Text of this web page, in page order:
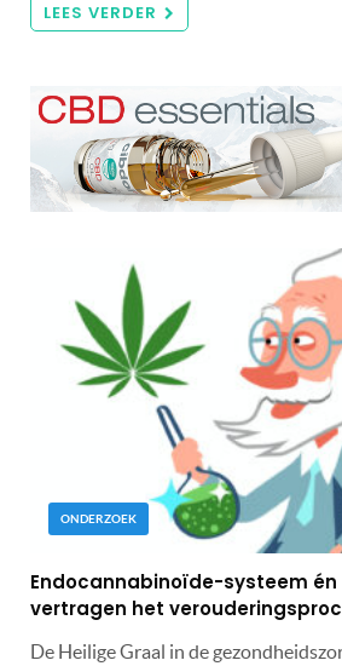
LEES VERDER
ONDERZOEK
Endocannabinoïde-systeem
vertragen het
De Heilige Graal in de